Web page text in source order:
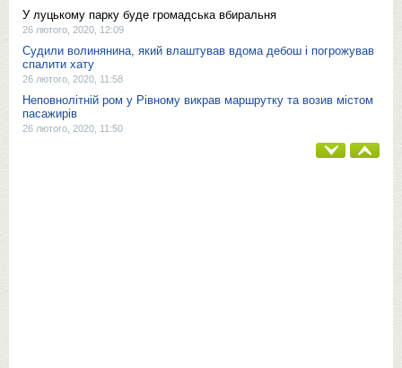
У луцькому парку буде громадська вбиральня
26 лютого, 2020, 12:09
Судили волинянина, який влаштував вдома дебош і погрожував
спалити хату
26 лютого, 2020, 11:58
Неповнолітній ром у Рівному викрав маршрутку та возив містом
пасажирів
26 лютого, 2020, 11:50